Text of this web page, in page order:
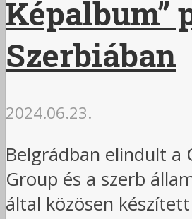
Képalbum”
Szerbiában
2024.06.23.
Belgrádban elindult a
Group és a szerb
által közösen készített